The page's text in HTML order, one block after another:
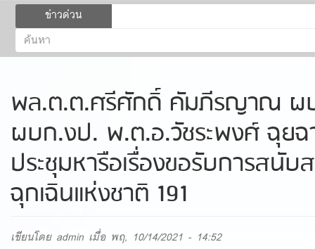
ข่าวด่วน
ฟอร์ม
ค้นหา
ค้นหา
พล.ต.ต.ศรีศักดิ์ คัมภีรญาณ ผ
ผบก.งป. พ.ต.อ.วัชระพงศ์ ฉุยฉ
ประชุมหารือเรื่องขอรับการสนั
ฉุกเฉินแห่งชาติ 191
เขียนโดย admin เมื่อ พฤ, 10/14/2021 - 14:52